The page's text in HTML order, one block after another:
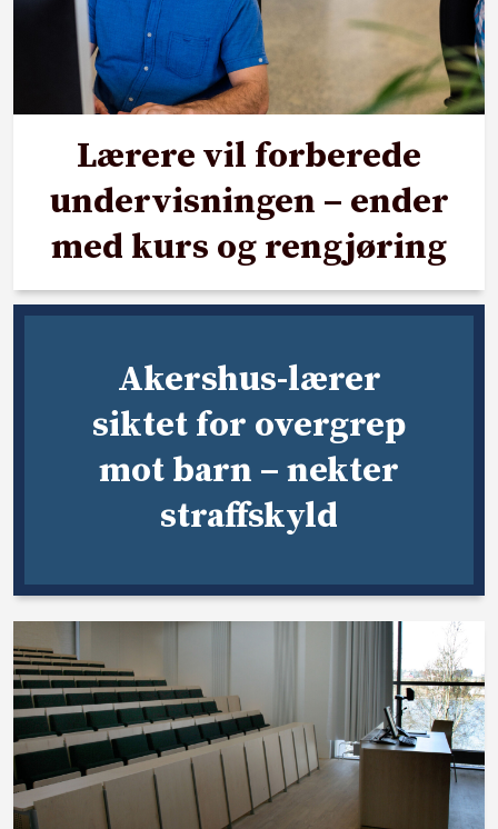
Lærere vil forberede
undervisningen – ender
med kurs og rengjøring
Akershus-lærer
siktet for overgrep
mot barn – nekter
straffskyld